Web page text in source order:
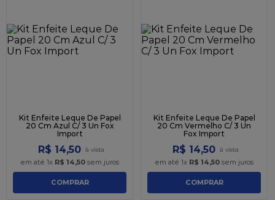
Kit Enfeite Leque De Papel
20 Cm Azul C/ 3 Un Fox
Import
R$ 14,50
em até 1x R$ 14,50 sem juros
COMPRAR
Kit Enfeite Leque De Papel
20 Cm Vermelho C/ 3 Un
Fox Import
R$ 14,50
em até 1x R$ 14,50 sem juros
COMPRAR